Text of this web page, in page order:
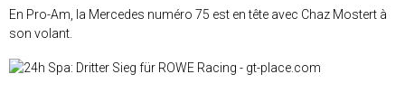
En Pro-Am, la Mercedes numéro 75 est en tête avec Chaz Mostert à
son volant.